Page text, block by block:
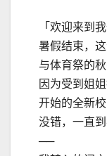
「欢迎来到
暑假结束，
与体育祭的秋
因为受到姐
开始的全新校
没错，一直
──